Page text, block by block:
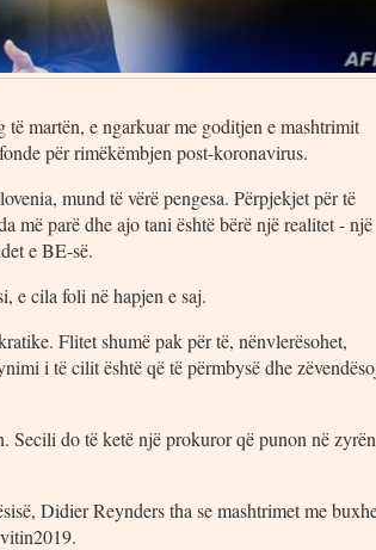
martën, e ngarkuar me goditjen e mashtrimit
për rimëkëmbjen post-koronavirus.
mund të vërë pengesa. Përpjekjet për të
parë dhe ajo tani është bërë një realitet - një
e BE-së.
e cila foli në hapjen e saj.
Flitet shumë pak për të, nënvlerësohet,
i të cilit është që të përmbysë dhe
Secili do të ketë një prokuror që punon në zyrën
Didier Reynders tha se mashtrimet me